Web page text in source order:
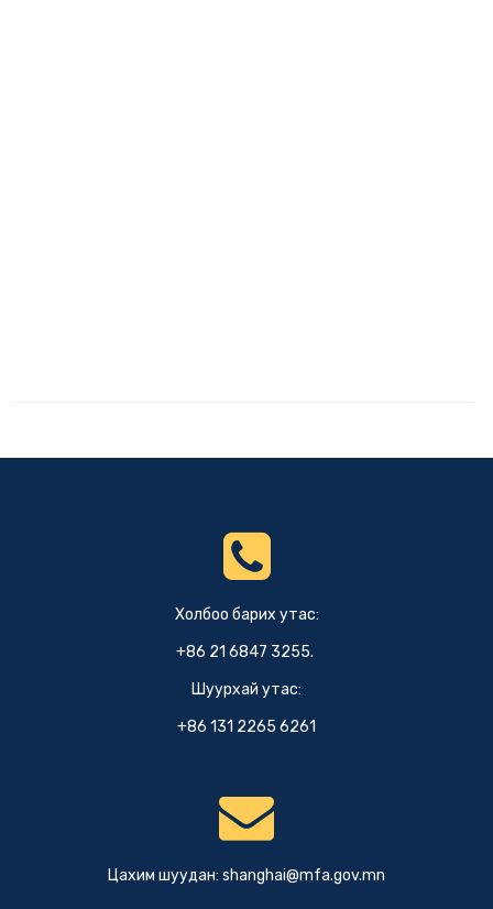
Холбоо барих утас:
+86 21 6847 3255.
Шуурхай утас:
+86 131 2265 6261
Цахим шуудан: shanghai@mfa.gov.mn